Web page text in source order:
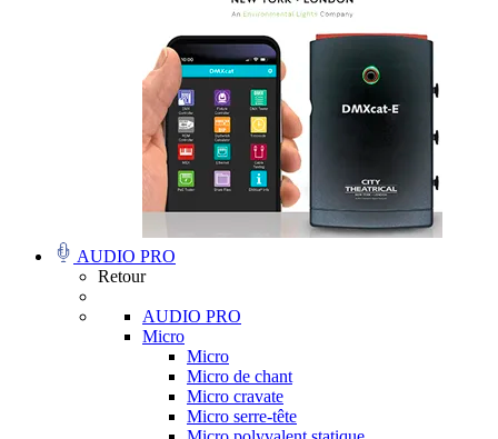
AUDIO PRO
Retour
AUDIO PRO
Micro
Micro
Micro de chant
Micro cravate
Micro serre-tête